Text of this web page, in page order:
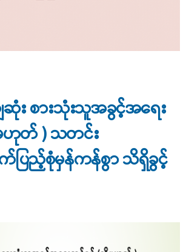
သုံးသူပြည်သူများ ဘေးအန္တရာယ်ကင်းရှင်းရေး ဈေးကွက်စော
း
း စားသုံးသူအခွင့်အရေး
တ် ) သတင်း
ြည့်စုံမှန်ကန်စွာ သိရှိခွင့်